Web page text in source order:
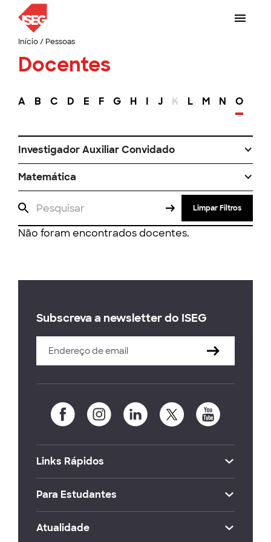
Início/ Pessoas
Docentes
A B C D E F G H I J K L M N O
Investigador Auxiliar Convidado
Matemática
Limpar Filtros
Não foram encontrados docentes.
Subscreva a newsletter do ISEG
Links Rápidos
Para Estudantes
Atualidade